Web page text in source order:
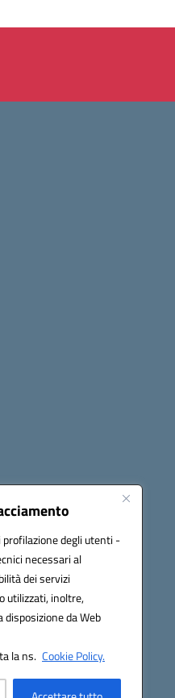
degli utenti -
necessari al
dei servizi
utilizzati, inoltre,
da Web
la ns. Cookie Policy.